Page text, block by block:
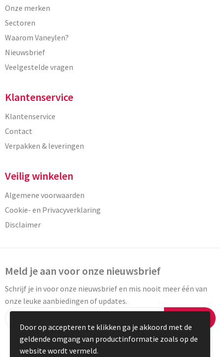
Onze merken
Sectoren
Waarom Vaneylen?
Nieuwsbrief
Veelgestelde vragen
Klantenservice
Klantenservice
Contact
Verpakken & leveringen
Veilig winkelen
Algemene voorwaarden
Cookie- en Privacyverklaring
Disclaimer
Meld je aan voor onze nieuwsbrief
Schrijf je in voor onze nieuwsbrief en mis nooit meer één van
onze leuke aanbiedingen of updates.
Door op accepteren te klikken ga je akkoord met de
geldende omgang van productinformatie zoals op de
website wordt vermeld.